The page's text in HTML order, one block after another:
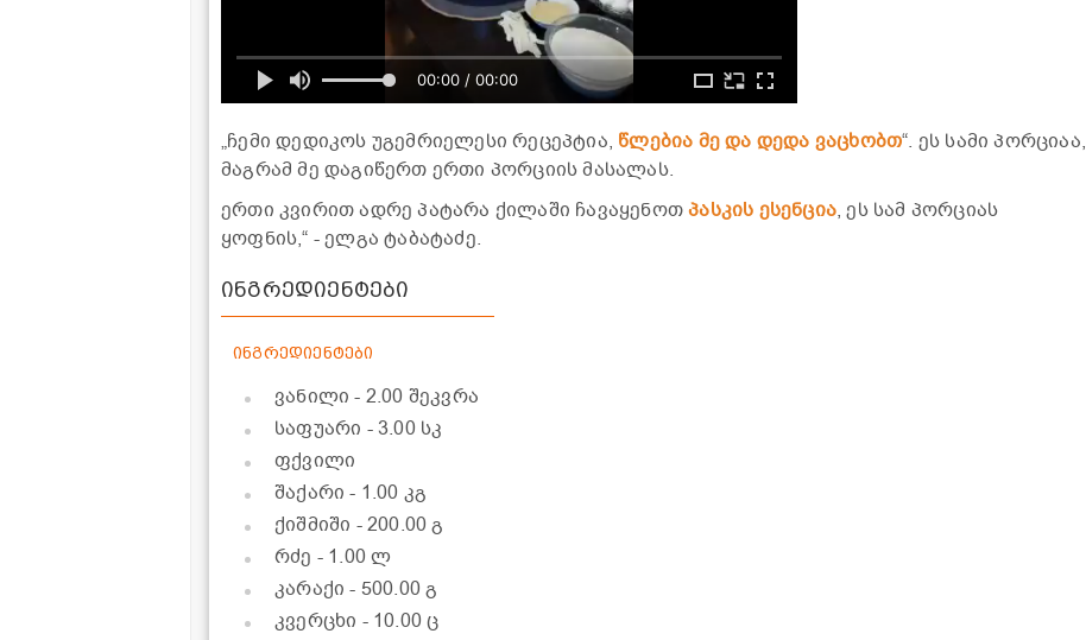
00:00 / 00:00
„ჩემი დედიკოს უგემრიელესი რეცეპტია, წლებია მე და დედა ვაცხობთ“. ეს სამი პორციაა,
მაგრამ მე დაგიწერთ ერთი პორციის მასალას.
ერთი კვირით ადრე პატარა ქილაში ჩავაყენოთპასკის ესენცია, ეს სამ პორციას
ყოფნის,“ - ელგა ტაბატაძე.
ინგრედიენტები
ინგრედიენტები
ვანილი- 2.00 შეკვრა
საფუარი - 3.00 სკ
ფქვილი
შაქარი- 1.00 კგ
ქიშმიში - 200.00 გ
რძე - 1.00 ლ
კარაქი- 500.00 გ
კვერცხი - 10.00 ც